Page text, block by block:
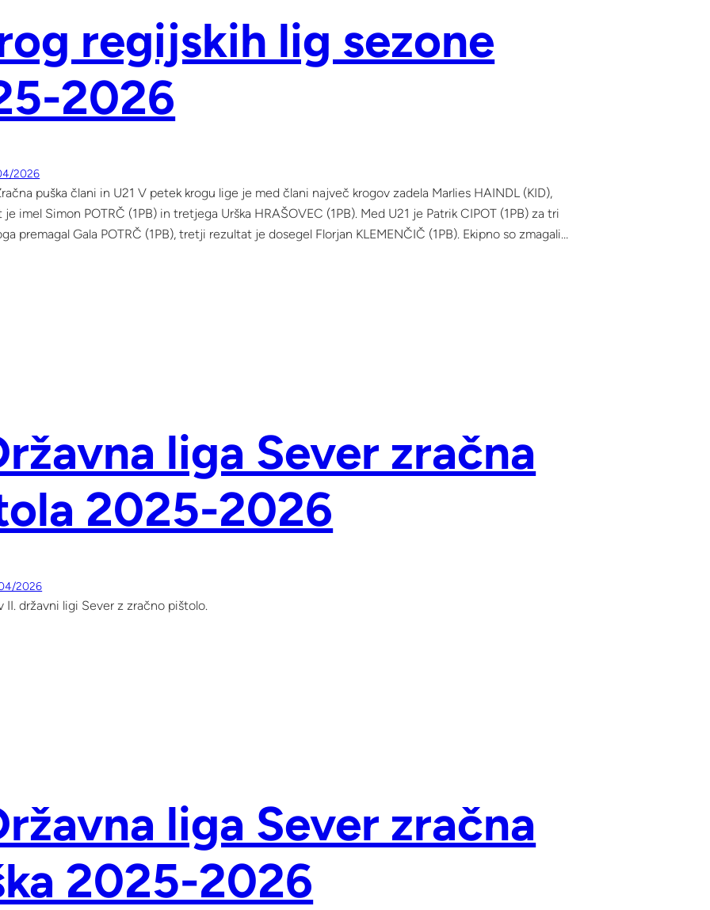
regijskih lig sezone
2026
2026
puška člani in U21 V petek krogu lige je med člani največ krogov zadela Marlies HAINDL (KID),
imel Simon POTRČ (1PB) in tretjega Urška HRAŠOVEC (1PB). Med U21 je Patrik CIPOT (1PB) za tri
premagal Gala POTRČ (1PB), tretji rezultat je dosegel Florjan KLEMENČIČ (1PB). Ekipno so zmagali…
liga Sever zračna
2025-2026
2026
II. državni ligi Sever z zračno pištolo.
liga Sever zračna
2025-2026